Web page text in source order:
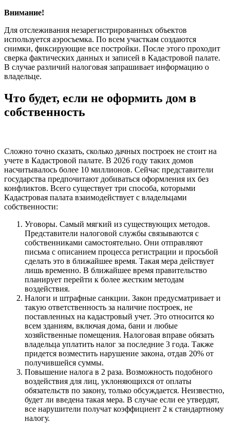
Внимание!
Для отслеживания незарегистрированных объектов
используется аэросъемка. По всем участкам создаются
снимки, фиксирующие все постройки. После этого проходит
сверка фактических данных и записей в Кадастровой палате.
В случае различий налоговая запрашивает информацию о
владельце.
Что будет, если не оформить дом в
собственность
Сложно точно сказать, сколько дачных построек не стоит на
учете в Кадастровой палате. В 2026 году таких домов
насчитывалось более 10 миллионов. Сейчас представители
государства предпочитают добиваться оформления их без
конфликтов. Всего существует три способа, которыми
Кадастровая палата взаимодействует с владельцами
собственности:
Уговоры. Самый мягкий из существующих методов.
Представители налоговой службы связываются с
собственниками самостоятельно. Они отправляют
письма с описанием процесса регистрации и просьбой
сделать это в ближайшее время. Такая мера действует
лишь временно. В ближайшее время правительство
планирует перейти к более жестким методам
воздействия.
Налоги и штрафные санкции. Закон предусматривает и
такую ответственность за наличие построек, не
поставленных на кадастровый учет. Это относится ко
всем зданиям, включая дома, бани и любые
хозяйственные помещения. Налоговая вправе обязать
владельца уплатить налог за последние 3 года. Также
придется возместить нарушение закона, отдав 20% от
получившейся суммы.
Повышение налога в 2 раза. Возможность подобного
воздействия для лиц, уклоняющихся от оплаты
обязательств по закону, только обсуждается. Неизвестно,
будет ли введена такая мера. В случае если ее утвердят,
все нарушители получат коэффициент 2 к стандартному
налогу.